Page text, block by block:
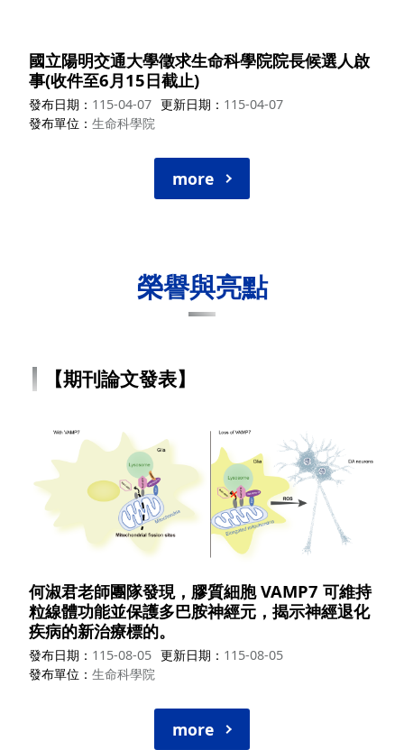
國立陽明交通大學徵求生命科學院院長候選人啟
事(收件至6月15日截止)
發布日期 115-04-07 更新日期
115-04-07
發布單位
生命科學院
more
榮譽與亮點
【期刊論文發表】
何淑君老師團隊發現，膠質細胞 VAMP7 可維持
粒線體功能並保護多巴胺神經元，揭示神經退化
疾病的新治療標的。
發布日期 115-08-05 更新日期
115-08-05
發布單位
生命科學院
more